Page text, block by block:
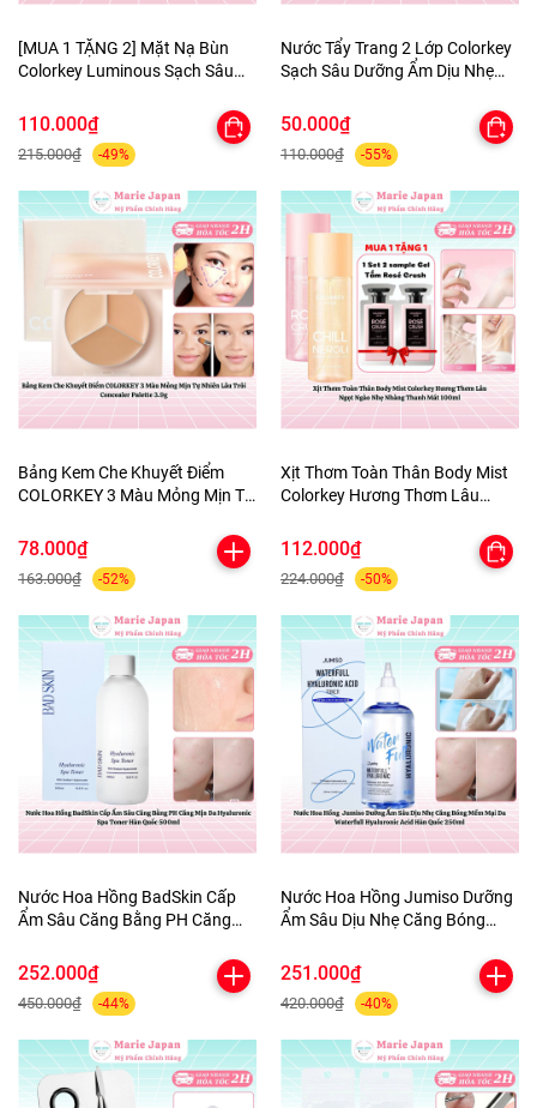
[MUA 1 TẶNG 2] Mặt Nạ Bùn
Colorkey Luminous Sạch Sâu
Mịn Purifying Clay Mask - TẶNG
SET SAMPLE 2 GEL TẮM
110.000₫
215.000₫ -49%
Nước Tẩy Trang 2 Lớp Colorkey
Sạch Sâu Dưỡng Ẩm Dịu Nhẹ
50.000₫
110.000₫ -55%
Bảng Kem Che Khuyết Điểm
COLORKEY 3 Màu Mỏng Mịn Tự
Palette 3.9g
78.000₫
163.000₫ -52%
Xịt Thơm Toàn Thân Body Mist
Colorkey Hương Thơm Lâu
Mát 100ml
112.000₫
224.000₫ -50%
Nước Hoa Hồng BadSkin Cấp
Ẩm Sâu Căng Bằng PH Căng
Hàn Quốc 500ml
252.000₫
450.000₫ -44%
Nước Hoa Hồng Jumiso Dưỡng
Ẩm Sâu Dịu Nhẹ Căng Bóng
Hyaluronic Acid Hàn Quốc
251.000₫
420.000₫ -40%